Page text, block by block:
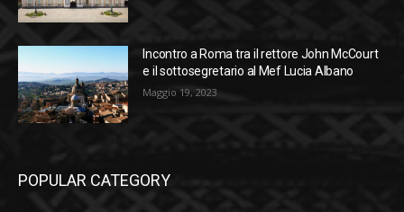
Incontro a Roma tra il rettore John McCourt
e il sottosegretario al Mef Lucia Albano
Maggio 19, 2023
POPULAR CATEGORY